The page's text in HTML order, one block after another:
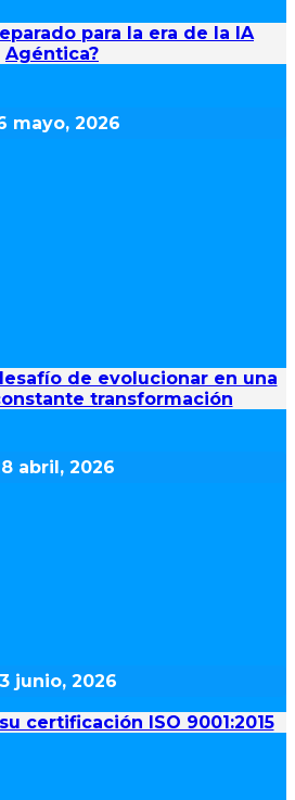
para la era de la IA
Agéntica?
mayo, 2026
de evolucionar en una
transformación
abril, 2026
certificación ISO 9001:2015
junio, 2026